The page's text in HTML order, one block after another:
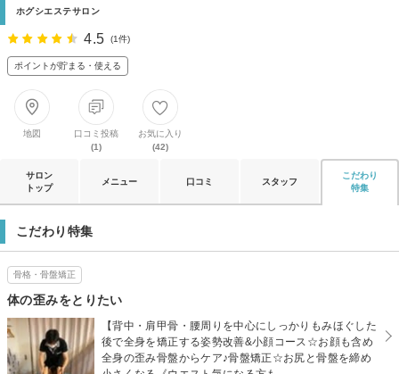
ホグシエステサロン
4.5 (1件)
ポイントが貯まる・使える
地図
口コミ投稿
(1)
お気に入り
(42)
サロン
トップ
メニュー 口コミ スタッフ
こだわり
特集
こだわり特集
骨格・骨盤矯正
体の歪みをとりたい
【背中・肩甲骨・腰周りを中心にしっかりもみほぐした
後で全身を矯正する姿勢改善&小顔コース☆お顔も含め
全身の歪み骨盤からケア♪骨盤矯正☆お尻と骨盤を締め